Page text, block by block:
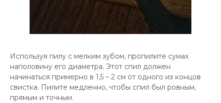
Используя пилу с мелким зубом, пропилите сумах
наполовину его диаметра. Этот спил должен
начинаться примерно в 1,5 – 2 см от одного из концов
свистка. Пилите медленно, чтобы спил был ровным,
прямым и точным.